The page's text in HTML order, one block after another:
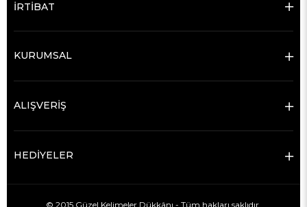
İRTİBAT
KURUMSAL
ALIŞVERİŞ
HEDİYELER
© 2015 Güzel Kelimeler Dükkânı - Tüm hakları saklıdır.